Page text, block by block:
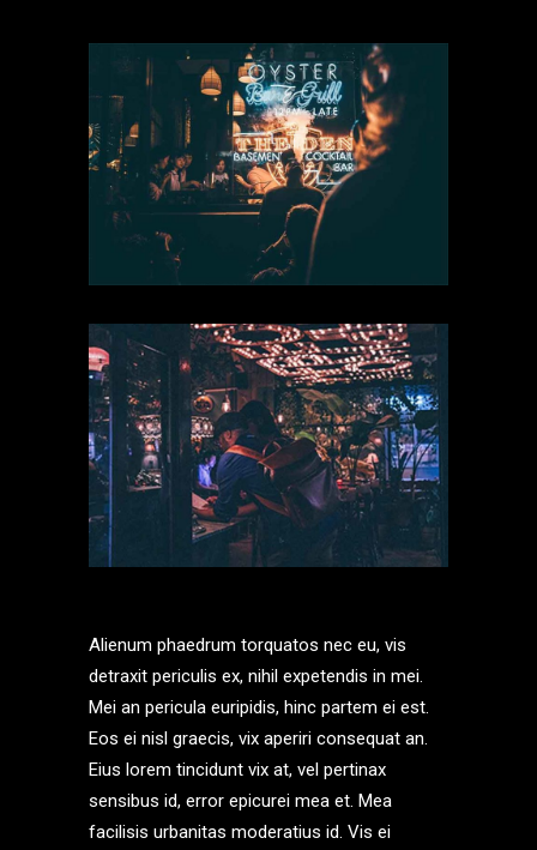
Alienum phaedrum torquatos nec eu, vis
detraxit periculis ex, nihil expetendis in mei.
Mei an pericula euripidis, hinc partem ei est.
Eos ei nisl graecis, vix aperiri consequat an.
Eius lorem tincidunt vix at, vel pertinax
sensibus id, error epicurei mea et. Mea
facilisis urbanitas moderatius id. Vis ei